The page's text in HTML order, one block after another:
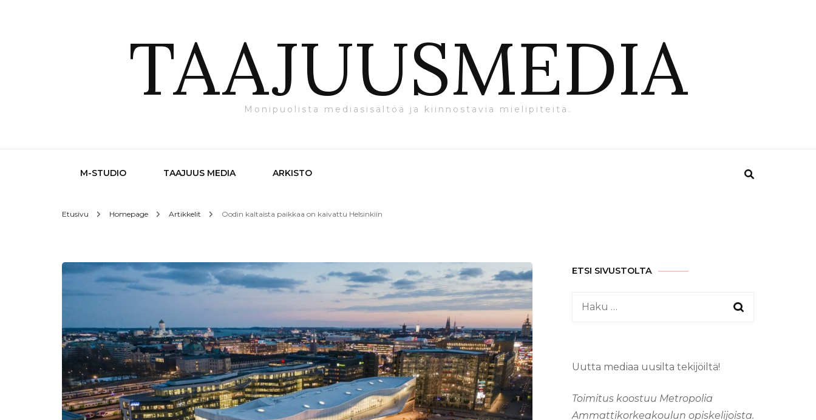
TAAJUUSMEDIA
Monipuolista mediasisältöä ja kiinnostavia mielipiteitä.
M-STUDIO TAAJUUS MEDIA ARKISTO
Etusivu Homepage Artikkelit Oodin kaltaista paikkaa on kaivattu Helsinkiin
ETSI SIVUSTOLTA
Haku:
Uutta mediaa uusilta tekijöiltä!
Toimitus koostuu Metropolia
Ammattikorkeakoulun opiskelijoista.